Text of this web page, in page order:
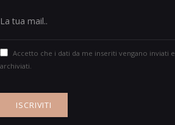
Accetto che i dati da me inseriti vengano inviati e
archiviati.